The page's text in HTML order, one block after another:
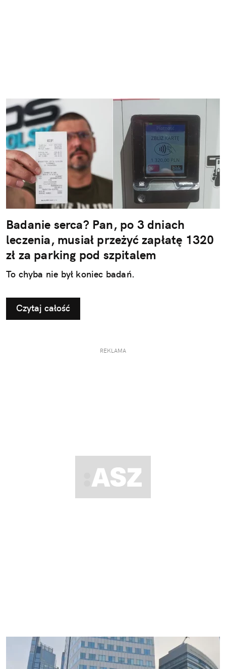
Badanie serca? Pan, po 3 dniach
leczenia, musiał przeżyć zapłatę 1320
zł za parking pod szpitalem
To chyba nie był koniec badań.
Czytaj całość
REKLAMA